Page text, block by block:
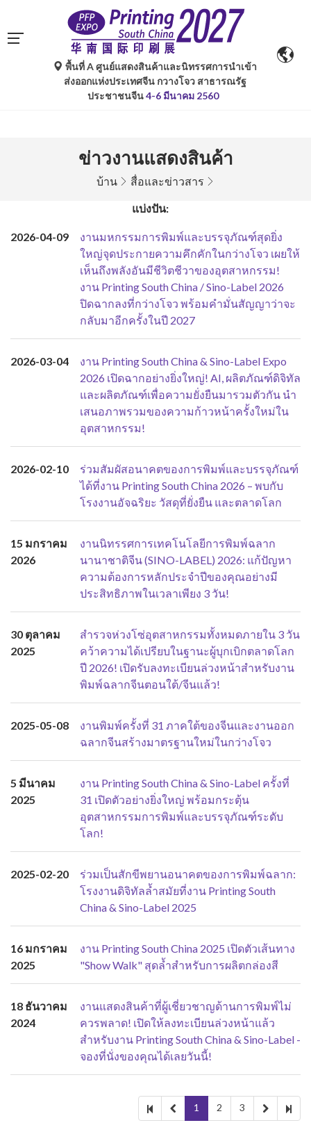
พื้นที่ A ศูนย์แสดงสินค้าและนิทรรศการนำเข้า
ส่งออกแห่งประเทศจีน กวางโจว สาธารณรัฐ
ประชาชนจีน4-6 มีนาคม 2560
ข่าวงานแสดงสินค้า
บ้าน สื่อและข่าวสาร
แบ่งปัน:
2026-04-09
งานมหกรรมการพิมพ์และบรรจุภัณฑ์สุดยิ่ง
ใหญ่จุดประกายความคึกคักในกว่างโจว เผยให้
เห็นถึงพลังอันมีชีวิตชีวาของอุตสาหกรรม!
งาน Printing South China / Sino-Label 2026
ปิดฉากลงที่กว่างโจว พร้อมคำมั่นสัญญาว่าจะ
กลับมาอีกครั้งในปี 2027
2026-03-04
งาน Printing South China & Sino-Label Expo
2026 เปิดฉากอย่างยิ่งใหญ่! AI, ผลิตภัณฑ์ดิจิทัล
และผลิตภัณฑ์เพื่อความยั่งยืนมารวมตัวกัน นำ
เสนอภาพรวมของความก้าวหน้าครั้งใหม่ใน
อุตสาหกรรม!
2026-02-10
ร่วมสัมผัสอนาคตของการพิมพ์และบรรจุภัณฑ์
ได้ที่งาน Printing South China 2026 – พบกับ
โรงงานอัจฉริยะ วัสดุที่ยั่งยืน และตลาดโลก
15 มกราคม
2026
งานนิทรรศการเทคโนโลยีการพิมพ์ฉลาก
นานาชาติจีน (SINO-LABEL) 2026: แก้ปัญหา
ความต้องการหลักประจำปีของคุณอย่างมี
ประสิทธิภาพในเวลาเพียง 3 วัน!
30 ตุลาคม
2025
สำรวจห่วงโซ่อุตสาหกรรมทั้งหมดภายใน 3 วัน
คว้าความได้เปรียบในฐานะผู้บุกเบิกตลาดโลก
ปี 2026! เปิดรับลงทะเบียนล่วงหน้าสำหรับงาน
พิมพ์ฉลากจีนตอนใต้/จีนแล้ว!
2025-05-08
งานพิมพ์ครั้งที่ 31 ภาคใต้ของจีนและงานออก
ฉลากจีนสร้างมาตรฐานใหม่ในกว่างโจว
5 มีนาคม
2025
งาน Printing South China & Sino-Label ครั้งที่
31 เปิดตัวอย่างยิ่งใหญ่ พร้อมกระตุ้น
อุตสาหกรรมการพิมพ์และบรรจุภัณฑ์ระดับ
โลก!
2025-02-20
ร่วมเป็นสักขีพยานอนาคตของการพิมพ์ฉลาก:
โรงงานดิจิทัลล้ำสมัยที่งาน Printing South
China & Sino-Label 2025
16 มกราคม
2025
งาน Printing South China 2025 เปิดตัวเส้นทาง
"Show Walk" สุดล้ำสำหรับการผลิตกล่องสี
18 ธันวาคม
2024
งานแสดงสินค้าที่ผู้เชี่ยวชาญด้านการพิมพ์ไม่
ควรพลาด! เปิดให้ลงทะเบียนล่วงหน้าแล้ว
สำหรับงาน Printing South China & Sino-Label -
จองที่นั่งของคุณได้เลยวันนี้!
1 2 3